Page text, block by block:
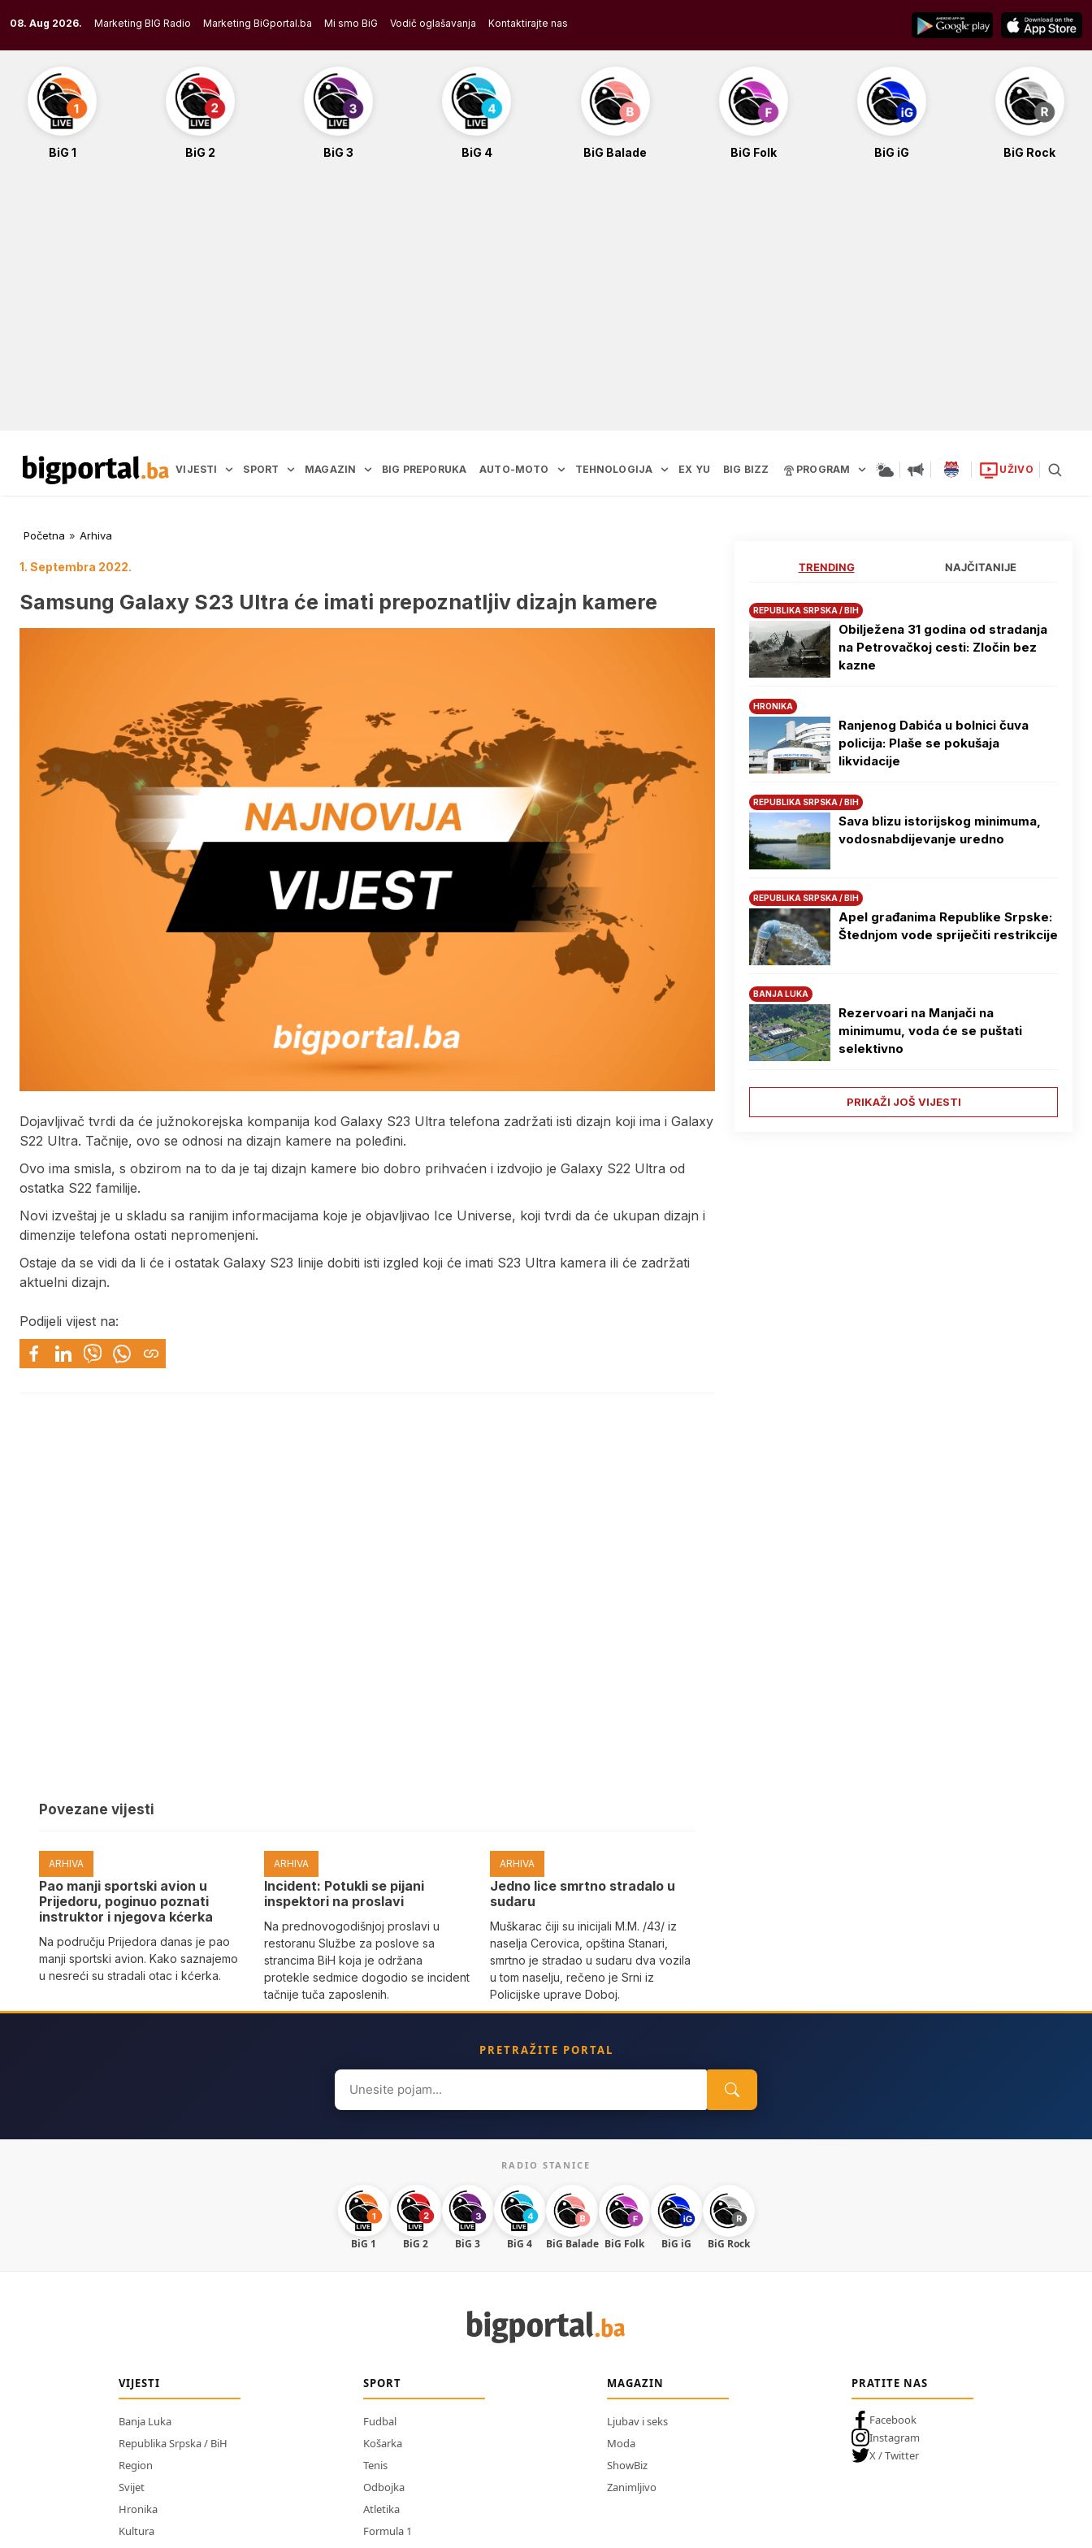
to
content
08. Aug 2026. Marketing BIG Radio Marketing BiGportal.ba Mi smo BiG Vodič oglašavanja Kontaktirajte nas
BiG 1 BiG 2 BiG 3 BiG 4 BiG Balade BiG Folk BiG iG BiG Rock
VIJESTI SPORT MAGAZIN BIG PREPORUKA AUTO-MOTO TEHNOLOGIJA EX YU BIG BIZZ PROGRAM UŽIVO
Početna » Arhiva
1. Septembra 2022.
Samsung Galaxy S23 Ultra će imati prepoznatljiv dizajn kamere
Dojavljivač tvrdi da će južnokorejska kompanija kod Galaxy S23 Ultra telefona zadržati isti dizajn koji ima i Galaxy
S22 Ultra. Tačnije, ovo se odnosi na dizajn kamere na poleđini.
Ovo ima smisla, s obzirom na to da je taj dizajn kamere bio dobro prihvaćen i izdvojio je Galaxy S22 Ultra od
ostatka S22 familije.
Novi izveštaj je u skladu sa ranijim informacijama koje je objavljivao Ice Universe, koji tvrdi da će ukupan dizajn i
dimenzije telefona ostati nepromenjeni.
Ostaje da se vidi da li će i ostatak Galaxy S23 linije dobiti isti izgled koji će imati S23 Ultra kamera ili će zadržati
aktuelni dizajn.
Podijeli vijest na:
Povezane vijesti
ARHIVA
Pao manji sportski avion u
Prijedoru, poginuo poznati
instruktor i njegova kćerka
Na području Prijedora danas je pao
manji sportski avion. Kako saznajemo
u nesreći su stradali otac i kćerka.
ARHIVA
Incident: Potukli se pijani
inspektori na proslavi
Na prednovogodišnjoj proslavi u
restoranu Službe za poslove sa
strancima BiH koja je održana
protekle sedmice dogodio se incident
tačnije tuča zaposlenih.
ARHIVA
Јedno lice smrtno stradalo u
sudaru
Muškarac čiji su inicijali M.M. /43/ iz
naselja Cerovica, opština Stanari,
smrtno je stradao u sudaru dva vozila
u tom naselju, rečeno je Srni iz
Policijske uprave Doboj.
TRENDING NAJČITANIJE
REPUBLIKA SRPSKA / BIH
Obilježena 31 godina od stradanja
na Petrovačkoj cesti: Zločin bez
kazne
HRONIKA
Ranjenog Dabića u bolnici čuva
policija: Plaše se pokušaja
likvidacije
REPUBLIKA SRPSKA / BIH
Sava blizu istorijskog minimuma,
vodosnabdijevanje uredno
REPUBLIKA SRPSKA / BIH
Apel građanima Republike Srpske:
Štednjom vode spriječiti restrikcije
BANJA LUKA
Rezervoari na Manjači na
minimumu, voda će se puštati
selektivno
PRIKAŽI JOŠ VIJESTI
PRETRAŽITE PORTAL
Search
for:
RADIO STANICE
BiG 1 BiG 2 BiG 3 BiG 4 BiG Balade BiG Folk BiG iG BiG Rock
VIJESTI
Banja Luka
Republika Srpska / BiH
Region
Svijet
Hronika
Kultura
SPORT
Fudbal
Košarka
Tenis
Odbojka
Atletika
Formula 1
MAGAZIN
Ljubav i seks
Moda
ShowBiz
Zanimljivo
PRATITE NAS
Facebook
Instagram
X / Twitter